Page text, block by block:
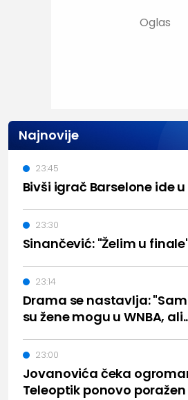
Najnovije
Bivši igrač Barselone ide u
23:45
Sinančević: "Želim u
23:30
Drama se nastavlja:
su žene mogu u WNBA,
23:14
Jovanovića čeka
Teleoptik ponovo poražen
23:00